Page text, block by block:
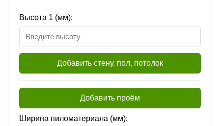
Высота 1 (мм):
Добавить стену, пол, потолок
Добавить проём
Ширина пиломатериала (мм):